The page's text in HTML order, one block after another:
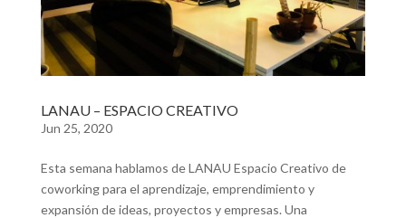
LANAU – ESPACIO CREATIVO
Jun 25, 2020
Esta semana hablamos de LANAU Espacio Creativo de
coworking para el aprendizaje, emprendimiento y
expansión de ideas, proyectos y empresas. Una